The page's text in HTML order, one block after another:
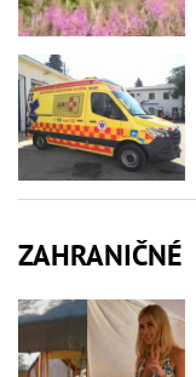
ZAHRANIČNÉ